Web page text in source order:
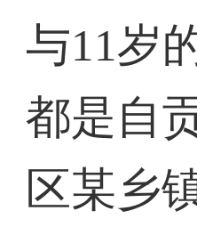
与11岁
都是自
区某乡